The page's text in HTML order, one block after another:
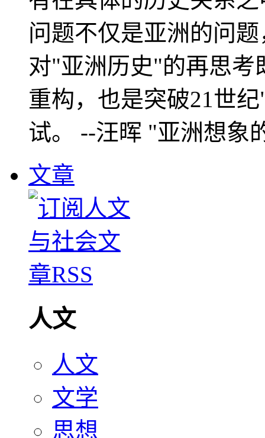
问题不仅是亚洲的问
对"亚洲历史"的再思考
重构，也是突破21世
试。 --汪晖 "亚洲想象
文章
人文
人文
文学
思想